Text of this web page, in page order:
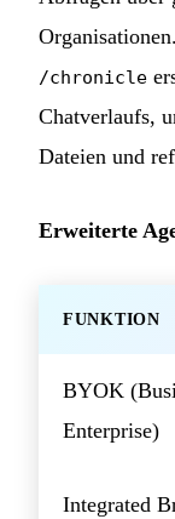
/chronicle
Chatverlaufs,
Dateien und
Erweiterte
FUNKTION
BYOK
Enterprise)
Integrated